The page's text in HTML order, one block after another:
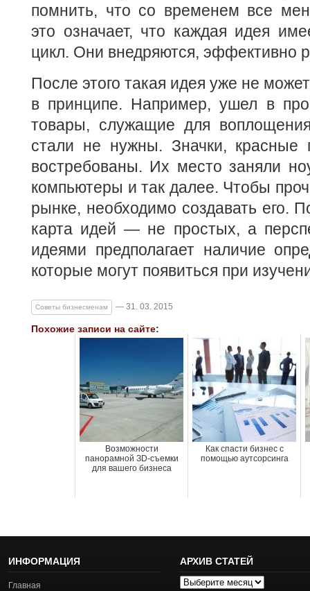
помнить, что со временем все
это означает, что каждая идея
цикл. Они внедряются, эффективно
После этого такая идея уже не
в принципе. Например, ушел в
товары, служащие для
стали не нужны. Значки, красные
востребованы. Их место заняли
компьютеры и так далее. Чтобы
рынке, необходимо создавать его.
карта идей — не простых, а
идеями предполагает наличие
которые могут появиться при
Советы бизнесменам — 31. 03. 2015
Похожие записи на сайте:
Возможности
панорамной ЗD-съемки
для вашего бизнеса
Как спасти бизнес с
помощью аутсорсинга
ИНФОРМАЦИЯ
Главная
АРХИВ СТАТЕЙ
Архив